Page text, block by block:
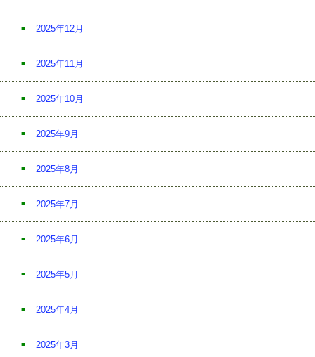
2025年12月
2025年11月
2025年10月
2025年9月
2025年8月
2025年7月
2025年6月
2025年5月
2025年4月
2025年3月